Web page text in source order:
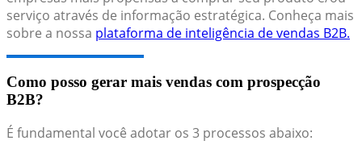
serviço através de informação estratégica. Conheça mais
sobre a nossa plataforma de inteligência de vendas B2B.
Como posso gerar mais vendas com prospecção
B2B?
É fundamental você adotar os 3 processos abaixo: